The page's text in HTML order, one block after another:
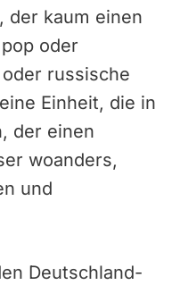
der kaum einen
oder
russische
Einheit, die in
der einen
woanders,
und
Deutschland-